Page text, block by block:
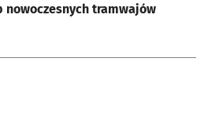
nowoczesnych tramwajów